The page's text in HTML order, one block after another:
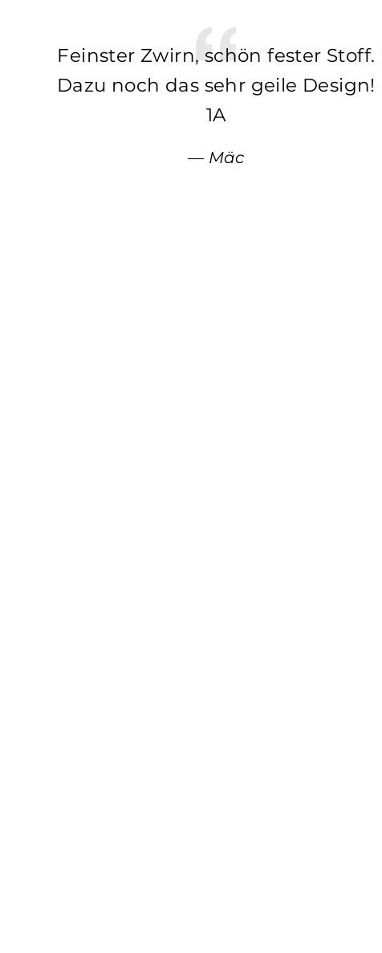
Feinster Zwirn, schön fester Stoff.
Dazu noch das sehr geile Design!
1A
Mäc